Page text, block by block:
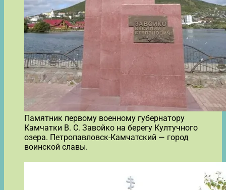
Памятник первому военному губернатору
Камчатки В. С. Завойко на берегу Култучного
озера. Петропавловск-Камчатский — город
воинской славы.